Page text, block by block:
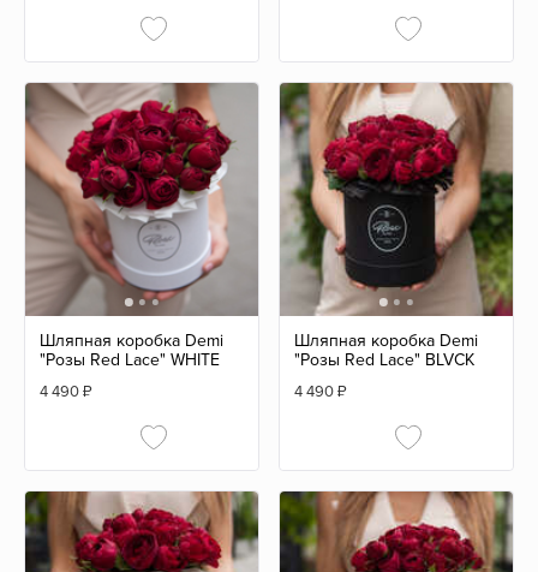
Шляпная коробка Demi
"Розы Red Lace" WHITE
4 490₽
Шляпная коробка Demi
"Розы Red Lace" BLVCK
4 490₽